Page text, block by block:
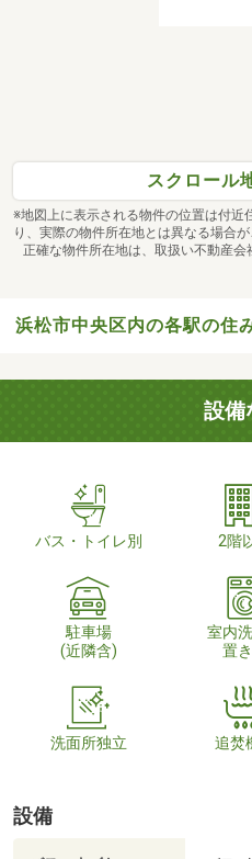
スクロール
※地図上に表示される物件の位置は付近
り、実際の物件所在地とは異なる場合が
正確な物件所在地は、取扱い不動産会
浜松市中央区内の各駅の住
設備
バス・トイレ別 2階
駐車場
(近隣含)
室内
置
洗面所独立 追焚
設備